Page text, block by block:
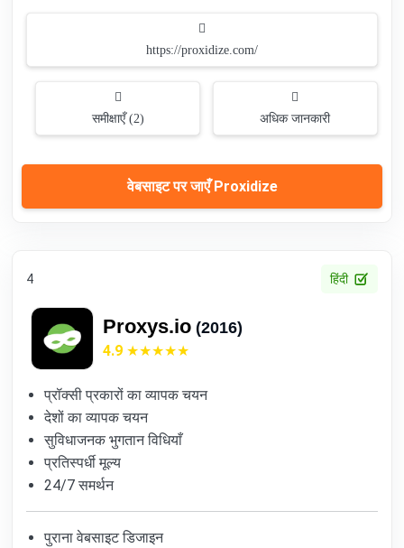
https://proxidize.com/
समीक्षाएँ (2) अधिक जानकारी
वेबसाइट पर जाएँ Proxidize
4 हिंदी
Proxys.io (2016)
4.9
प्रॉक्सी प्रकारों का व्यापक चयन
देशों का व्यापक चयन
सुविधाजनक भुगतान विधियाँ
प्रतिस्पर्धी मूल्य
24/7 समर्थन
पुराना वेबसाइट डिजाइन